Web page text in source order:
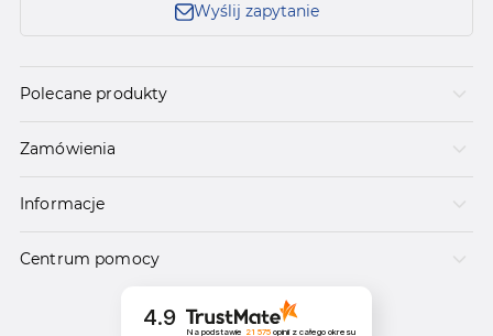
Wyślij zapytanie
Polecane produkty
Zamówienia
Informacje
Centrum pomocy
4.9
Na podstawie 21 575opinii z całego okresu